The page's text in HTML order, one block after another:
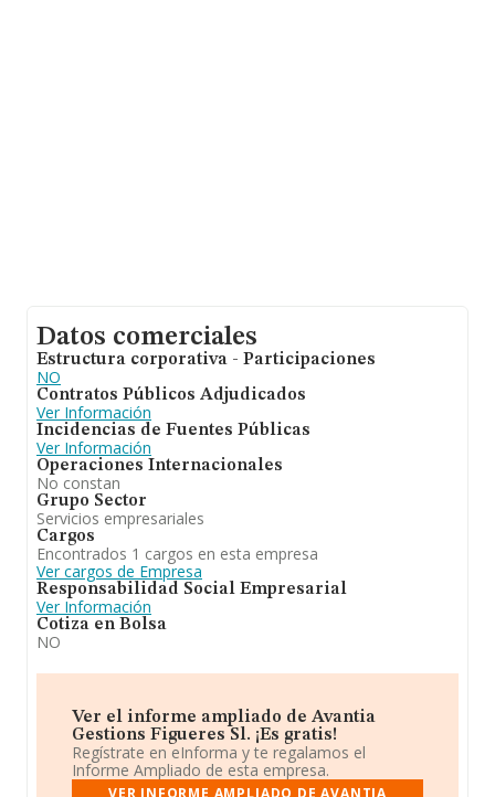
Datos comerciales
Estructura corporativa - Participaciones
NO
Contratos Públicos Adjudicados
Ver Información
Incidencias de Fuentes Públicas
Ver Información
Operaciones Internacionales
No constan
Grupo Sector
Servicios empresariales
Cargos
Encontrados 1 cargos en esta empresa
Ver cargos de Empresa
Responsabilidad Social Empresarial
Ver Información
Cotiza en Bolsa
NO
Ver el informe ampliado de Avantia
Gestions Figueres Sl. ¡Es gratis!
Regístrate en eInforma y te regalamos el
Informe Ampliado de esta empresa.
VER INFORME AMPLIADO DE AVANTIA